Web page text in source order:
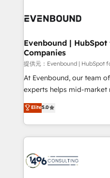
and—most
products and strategies
difference.
Evenbound |
Companies
提供元：Evenbound | HubSpot
At Evenbound, our team
experts helps mid-market
achieve real growth. We
tailored solutions that
HubSpot’s platform and
Technical Solutions: - HubSpot Technical Consulting -
Onboarding - Data Migration & Integrations -
Elite5.0